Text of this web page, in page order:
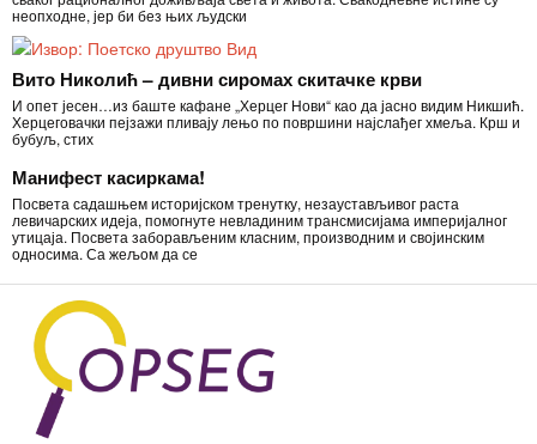
неопходне, јер би без њих људски
Вито Николић – дивни сиромах скитачке крви
И опет јесен…из баште кафане „Херцег Нови“ као да јасно видим Никшић.
Херцеговачки пејзажи пливају лењо по површини најслађег хмеља. Крш и
бубуљ, стих
Манифест касиркама!
Посвета садашњем историјском тренутку, незаустављивог раста
левичарских идеја, помогнуте невладиним трансмисијама империјалног
утицаја. Посвета заборављеним класним, производним и својинским
односима. Са жељом да се